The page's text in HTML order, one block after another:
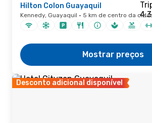
Hilton Colon Guayaquil
Kennedy, Guayaquil · 5 km de centro da
Mostrar preços
Desconto adicional disponível